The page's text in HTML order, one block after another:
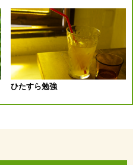
ひたすら勉強